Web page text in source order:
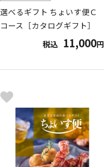
選べるギフト ちょいす便Ｃ
コース［カタログギフト］
税込 11,000円